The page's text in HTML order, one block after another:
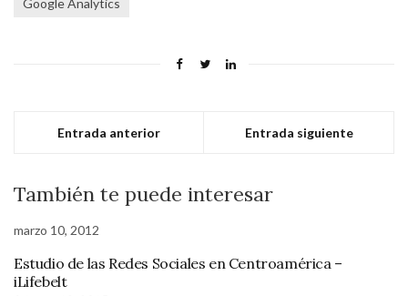
Google Analytics
Entrada anterior Entrada siguiente
También te puede interesar
marzo 10, 2012
Estudio de las Redes Sociales en Centroamérica –
iLifebelt